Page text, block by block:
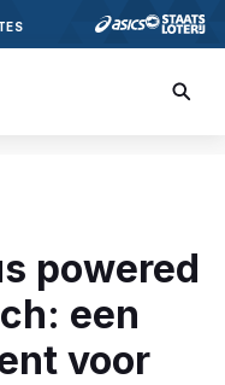
powered
een
voor